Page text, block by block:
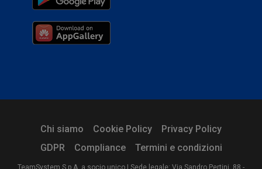
Chi siamo Cookie Policy
Privacy Policy
GDPR
Compliance Termini e condizioni
TeamSystem S.p.A. a socio unico | Sede legale: Via Sandro Pertini, 88 -